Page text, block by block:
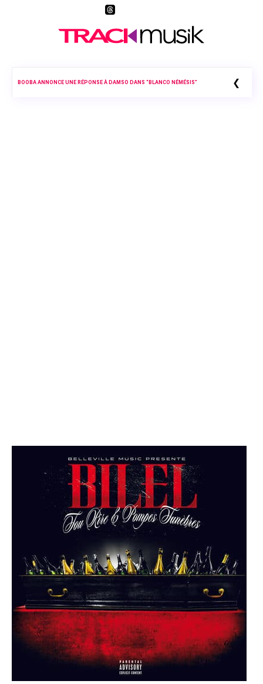
BOOBA ANNONCE UNE RÉPONSE À DAMSO DANS “BLANCO NÉMÉSIS” ❮